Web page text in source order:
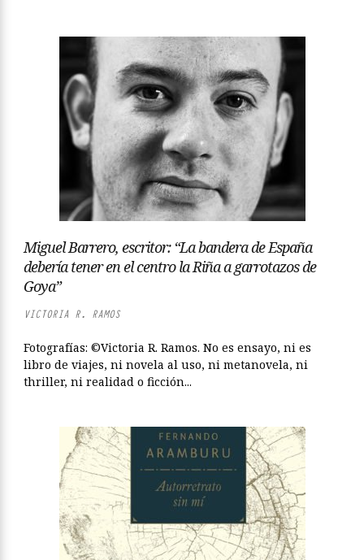
Miguel Barrero, escritor: “La bandera de España
debería tener en el centro la Riña a garrotazos de
Goya”
VICTORIA R. RAMOS
Fotografías: ©Victoria R. Ramos. No es ensayo, ni es
libro de viajes, ni novela al uso, ni metanovela, ni
thriller, ni realidad o ficción...